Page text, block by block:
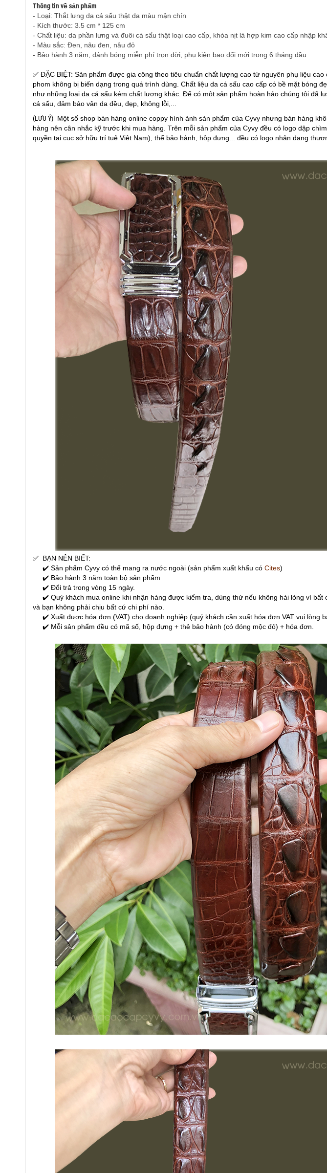
Thông tin về sản phẩm
- Loại: Thắt lưng da cá sấu thật da màu mận chín
- Kích thước: 3.5 cm * 125 cm
- Chất liệu: da phần lưng và đuôi cá sấu thật loại cao cấp, khóa nịt là hợp kim cao cấp nhập
- Màu sắc: Đen, nâu đen, nâu đỏ
- Bảo hành 3 năm, đánh bóng miễn phí trọn đời, phụ kiện bao đổi mới trong 6 tháng đầu
✅ ĐẶC BIỆT: Sản phẩm được gia công theo tiêu chuẩn chất lượng cao từ nguyên phụ liệu
phom không bị biến dạng trong quá trình dùng. Chất liệu da cá sấu cao cấp có bề mặt bóng
như những loại da cá sấu kém chất lượng khác. Để có một sản phẩm hoàn hảo chúng tôi đã
cá sấu, đảm bảo vân da đều, đẹp, không lỗi,...
(LƯU Ý)Một số shop bán hàng online coppy hình ảnh sản phẩm của Cyvy nhưng bán hàng
hàng nên cân nhắc kỹ trước khi mua hàng. Trên mỗi sản phẩm của Cyvy đều có logo dập
quyền tại cục sở hữu trí tuệ Việt Nam), thể bảo hành, hộp đựng... đều có logo nhận dạng
✅ BẠN NÊN BIẾT:
✔️ Sản phẩm Cyvy có thể mang ra nước ngoài (sản phẩm xuất khẩu có Cites)
✔️ Bảo hành 3 năm toàn bộ sản phẩm
✔️ Đổi trả trong vòng 15 ngày.
✔️ Quý khách mua online khi nhận hàng được kiểm tra, dùng thử nếu không hài lòng vì bất
và bạn không phải chịu bất cứ chi phí nào.
✔️ Xuất được hóa đơn (VAT) cho doanh nghiệp (quý khách cần xuất hóa đơn VAT vui lòng
✔️ Mỗi sản phẩm đều có mã số, hộp đựng + thẻ bảo hành (có đóng mộc đỏ) + hóa đơn.